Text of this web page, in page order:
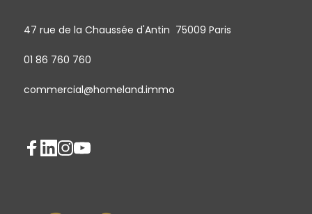
47 rue de la Chaussée d'Antin 75009 Paris
01 86 760 760
commercial@homeland.immo